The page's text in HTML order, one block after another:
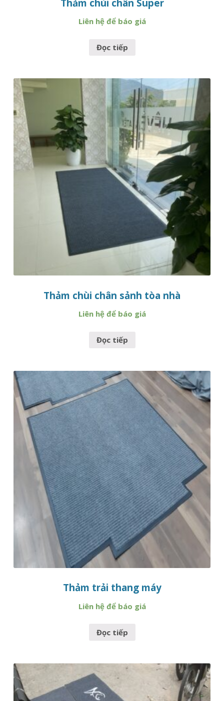
Thảm chùi chân Super
Liên hệ để báo giá
Đọc tiếp
Thảm chùi chân sảnh tòa nhà
Liên hệ để báo giá
Đọc tiếp
Thảm trải thang máy
Liên hệ để báo giá
Đọc tiếp